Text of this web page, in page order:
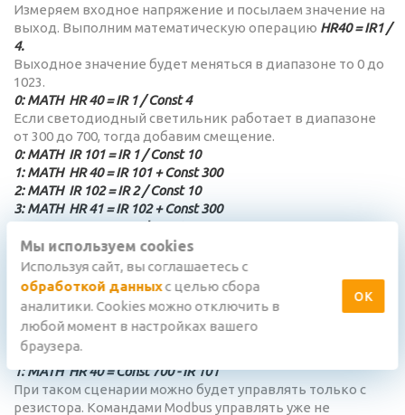
Измеряем входное напряжение и посылаем значение на
выход. Выполним математическую операцию HR40 = IR1 /
4.
Выходное значение будет меняться в диапазоне то 0 до
1023.
0:MATH HR 40 = IR 1 / Const 4
Если светодиодный светильник работает в диапазоне
от 300 до 700, тогда добавим смещение.
0:MATH IR 101 = IR 1 / Const 10
1:MATH HR 40 = IR 101 + Const 300
2:MATH IR 102 = IR 2 / Const 10
3:MATH HR 41 = IR 102 + Const 300
4:MATHIR 103 = IR 3 / Const 10
5:MATHHR 42 = IR 103 + Const 300
6:MATH IR 104 = IR 4 / Const 10
7:MATHHR 43 = IR 104 + Const 300
Что бы развернуть резистор в обратную сторону нужно
сделать вычитание
0:MATHIR 101 = IR 1 / Const 10
1:MATHHR 40 = Const 700 - IR 101
При таком сценарии можно будет управлять только с
резистора. Командами Modbus управлять уже не
Мы используем cookies
Используя сайт, вы соглашаетесь с
обработкой данныхс целью сбора
аналитики. Cookies можно отключить в
любой момент в настройках вашего
браузера.
ОК